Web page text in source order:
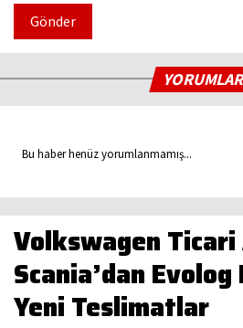
Gönder
Bu haber henüz yorumlanmamış...
Volkswagen Ticari
Scania’dan
Yeni Teslimatlar